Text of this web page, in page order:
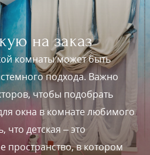
на заказ
комнаты может быть
подхода. Важно
чтобы подобрать
окна в комнате любимого
что детская – это
пространство, в котором